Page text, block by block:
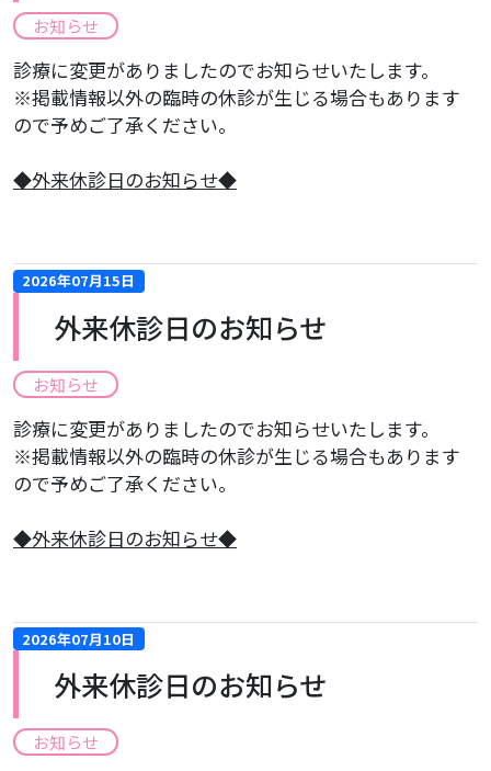
お知らせ
診療に変更がありましたのでお知らせいたします。
※掲載情報以外の臨時の休診が生じる場合もあります
ので予めご了承ください。
​◆外来休診日のお知らせ◆
2026年07月15日
外来休診日のお知らせ
お知らせ
診療に変更がありましたのでお知らせいたします。
※掲載情報以外の臨時の休診が生じる場合もあります
ので予めご了承ください。
​◆外来休診日のお知らせ◆
2026年07月10日
外来休診日のお知らせ
お知らせ